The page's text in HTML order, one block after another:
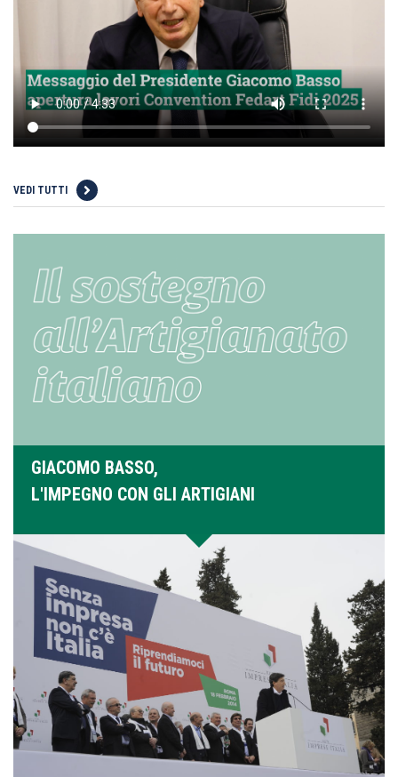
VEDI TUTTI
GIACOMO BASSO,
L'IMPEGNO CON GLI ARTIGIANI